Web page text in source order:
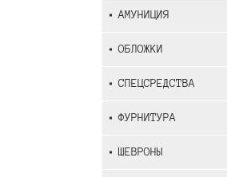
АМУНИЦИЯ
ОБЛОЖКИ
СПЕЦСРЕДСТВА
ФУРНИТУРА
ШЕВРОНЫ